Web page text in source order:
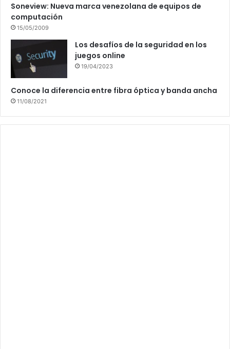
Soneview: Nueva marca venezolana de equipos de
computación
15/05/2009
Los desafíos de la seguridad en los
juegos online
19/04/2023
Conoce la diferencia entre fibra óptica y banda ancha
11/08/2021